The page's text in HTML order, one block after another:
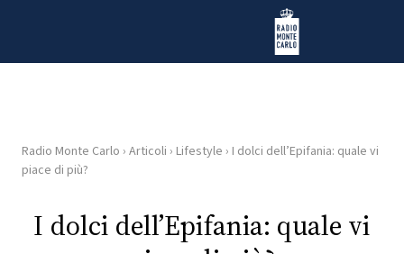
Radio Monte Carlo
HOME
RADIO
Radio Monte Carlo › Articoli › Lifestyle › I dolci dell’Epifania: quale vi
piace di più?
I dolci dell’Epifania: quale vi